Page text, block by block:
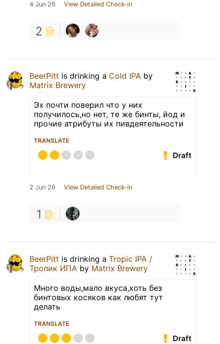
4 Jun 26 View Detailed Check-in
2
BeerPitt is drinking a Cold IPA by
Matrix Brewery
Эх почти поверил что у них
получилось,но нет, те же бинты, йод и
прочие атрибуты их пивдеятельности
TRANSLATE
Draft
2 Jun 26 View Detailed Check-in
1
BeerPitt is drinking a Tropic IPA /
Тропик ИПА by Matrix Brewery
Много воды,мало вкуса,хоть без
бинтовых косяков как любят тут
делать
TRANSLATE
Draft